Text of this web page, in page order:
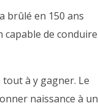
brûlé en 150 ans
capable de conduire
à y gagner. Le
naissance à un